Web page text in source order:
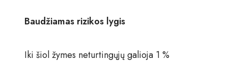
Baudžiamas rizikos lygis
Iki šiol žymes neturtingųjų galioja 1 %